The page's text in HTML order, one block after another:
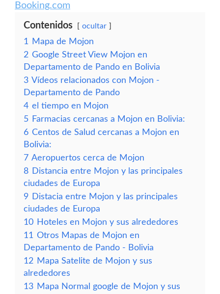
Booking.com
Contenidos ocultar
1
Mapa de Mojon
2 Google Street View Mojon en
Departamento de Pando en Bolivia
3 Vídeos relacionados con Mojon -
Departamento de Pando
4 el tiempo en Mojon
5 Farmacias cercanas a Mojon en Bolivia:
6 Centos de Salud cercanas a Mojon en
Bolivia:
7 Aeropuertos cerca de Mojon
8 Distancia entre Mojon y las principales
ciudades de Europa
9 Distacia entre Mojon y las principales
ciudades de Europa
10 Hoteles en Mojon y sus alrededores
11 Otros Mapas de Mojon en
Departamento de Pando - Bolivia
12 Mapa Satelite de Mojon y sus
alrededores
13 Mapa Normal google de Mojon y sus